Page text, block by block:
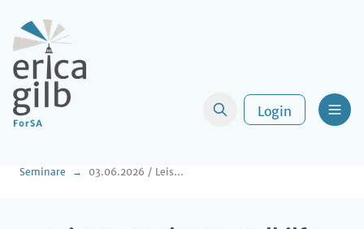
Login
Seminare 03.06.2026 / Leistungen der Jugendhilfe